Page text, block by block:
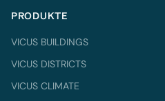
PRODUKTE
VICUS BUILDINGS
VICUS DISTRICTS
VICUS CLIMATE